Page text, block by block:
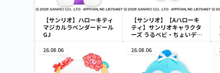
【サンリオ】ハローキティ
マジカルラベンダードール
GJ
【サンリオ】【Aハローキ
ティ】サンリオキャラクタ
ーズ うるベビ・ちょいデカ
26.08.06 26.08.06